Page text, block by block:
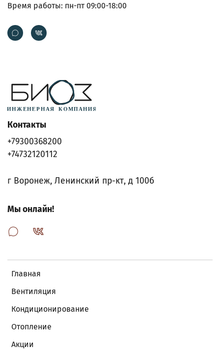
Время работы: пн-пт 09:00-18:00
Главная
Вентиляция
Кондиционирование
Отопление
Акции
Контакты
+79300368200
+74732120112
г Воронеж, Ленинский пр-кт, д 100б
Мы онлайн!